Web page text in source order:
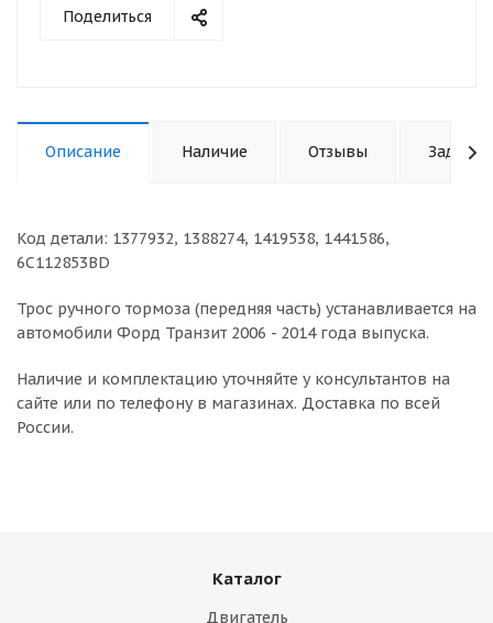
Поделиться
Описание Наличие Отзывы Задать
Код детали: 1377932, 1388274, 1419538, 1441586,
6C112853BD
Трос ручного тормоза (передняя часть) устанавливается на
автомобили Форд Транзит 2006 - 2014 года выпуска.
Наличие и комплектацию уточняйте у консультантов на
сайте или по телефону в магазинах. Доставка по всей
России.
Каталог
Двигатель